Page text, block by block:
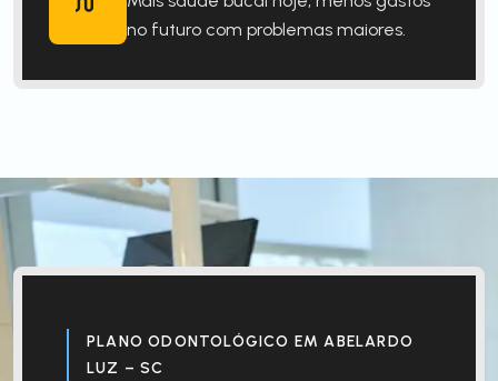
no futuro com problemas maiores.
PLANO ODONTOLÓGICO EM ABELARDO
LUZ – SC